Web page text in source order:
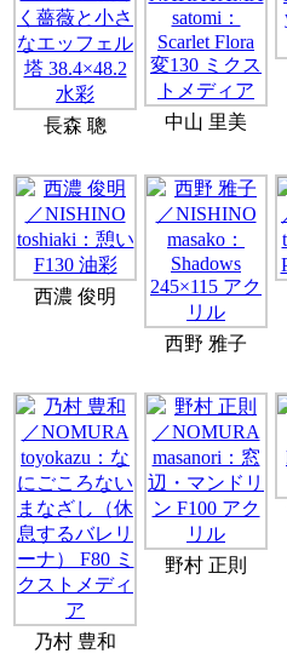
長森 聰 中山 里美
西濃 俊明
西野 雅子
乃村 豊和
野村 正則